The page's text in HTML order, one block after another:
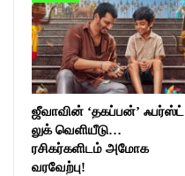
ஜீவாவின் ‘தகப்பன்’ ஃபர்ஸ்ட்
லுக் வெளியீடு…
ரசிகர்களிடம் அமோக
வரவேற்பு!